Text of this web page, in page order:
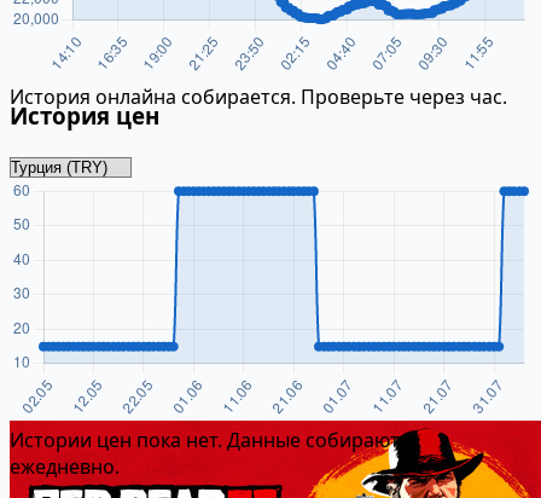
История онлайна собирается. Проверьте через час.
История цен
Истории цен пока нет. Данные собираются
ежедневно.